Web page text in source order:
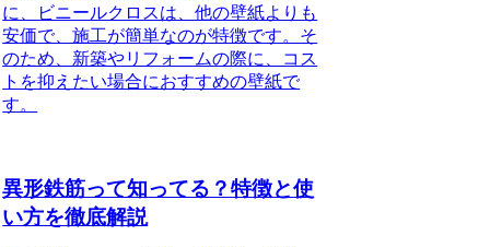
に、ビニールクロスは、他の壁紙よりも
安価で、施工が簡単なのが特徴です。そ
のため、新築やリフォームの際に、コス
トを抑えたい場合におすすめの壁紙で
す。
異形鉄筋って知ってる？特徴と使
い方を徹底解説